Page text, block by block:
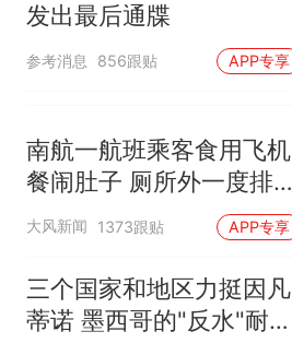
发出最后通牒
参考消息 856跟贴 APP专享
南航一航班乘客食用飞机
餐闹肚子 厕所外一度排长
队
大风新闻 1373跟贴 APP专享
三个国家和地区力挺因凡
蒂诺 墨西哥的"反水"耐人